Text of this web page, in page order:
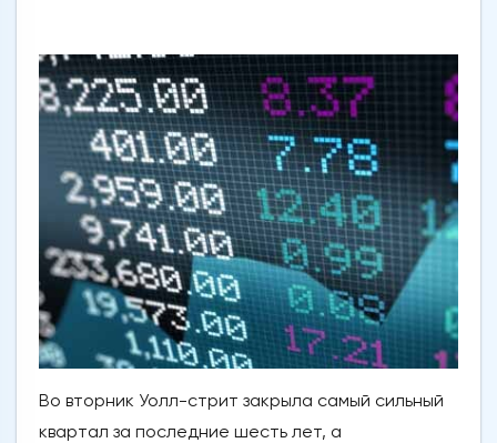
Во вторник Уолл-стрит закрыла самый сильный
квартал за последние шесть лет, а